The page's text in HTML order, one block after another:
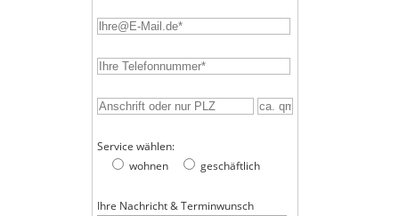
Service wählen:
wohnen
geschäftlich
Ihre Nachricht & Terminwunsch